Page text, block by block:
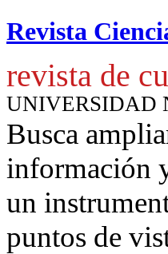
Revista
revista de
UNIVERSIDAD
Busca
información
un
puntos de